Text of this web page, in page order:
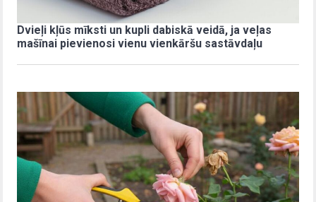
Dvieļi kļūs mīksti un kupli dabiskā veidā, ja veļas
mašīnai pievienosi vienu vienkāršu sastāvdaļu